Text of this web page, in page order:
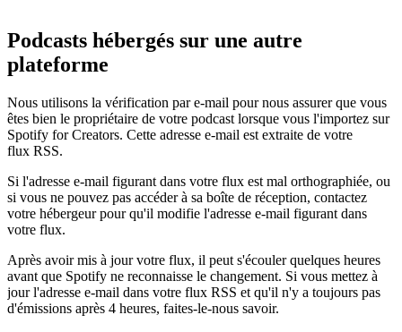
Podcasts hébergés sur une autre
plateforme
Nous utilisons la vérification par e-mail pour nous assurer que vous
êtes bien le propriétaire de votre podcast lorsque vous l'importez sur
Spotify for Creators. Cette adresse e-mail est extraite de votre
flux RSS.
Si l'adresse e-mail figurant dans votre flux est mal orthographiée, ou
si vous ne pouvez pas accéder à sa boîte de réception, contactez
votre hébergeur pour qu'il modifie l'adresse e-mail figurant dans
votre flux.
Après avoir mis à jour votre flux, il peut s'écouler quelques heures
avant que Spotify ne reconnaisse le changement. Si vous mettez à
jour l'adresse e-mail dans votre flux RSS et qu'il n'y a toujours pas
d'émissions après 4 heures, faites-le-nous savoir.